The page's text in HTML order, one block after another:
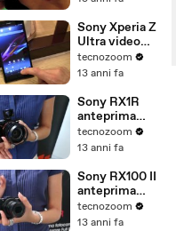
Sony Xperia Z
Ultra video
anteprima
tecnozoom
13 anni fa
Sony RX1R
anteprima
della
fotocamera
tecnozoom
13 anni fa
Sony RX100 II
anteprima
della nuova
fotocamera
tecnozoom
13 anni fa